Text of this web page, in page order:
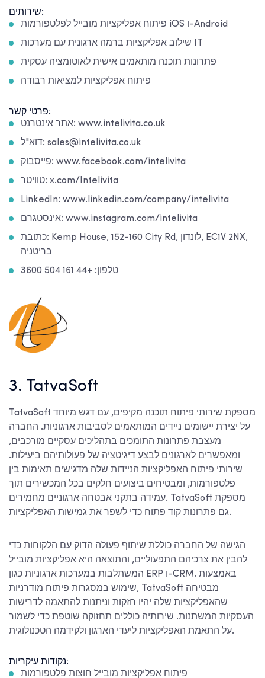
שירותים:
פיתוח אפליקציות מובייל לפלטפורמות iOS ו-Android
שילוב אפליקציות ברמה ארגונית עם מערכות IT
פתרונות תוכנה מותאמים אישית לאוטומציה עסקית
פיתוח אפליקציות למציאות רבודה
פרטי קשר:
אתר אינטרנט: www.intelivita.co.uk
דוא"ל: sales@intelivita.co.uk
פייסבוק: www.facebook.com/intelivita
טוויטר: x.com/Intelivita
LinkedIn: www.linkedin.com/company/intelivita
אינסטגרם: www.instagram.com/intelivita
כתובת: Kemp House, 152-160 City Rd, לונדון, EC1V 2NX,
בריטניה
טלפון: +44 161 504 3600
3. TatvaSoft
TatvaSoft מספקת שירותי פיתוח תוכנה מקיפים, עם דגש מיוחד
על יצירת יישומים ניידים המותאמים לסביבות ארגוניות. החברה
מעצבת פתרונות התומכים בתהליכים עסקיים מורכבים,
ומאפשרים לארגונים לבצע דיגיטציה של פעולותיהם ביעילות.
שירותי פיתוח האפליקציות הניידות שלה מדגישים תאימות בין
פלטפורמות, ומבטיחים ביצועים חלקים בכל המכשירים תוך
עמידה בתקני אבטחה ארגוניים מחמירים. TatvaSoft מספקת
גם פתרונות קוד פתוח כדי לשפר את גמישות האפליקציות.
הגישה של החברה כוללת שיתוף פעולה הדוק עם הלקוחות כדי
להבין את צרכיהם התפעוליים, והתוצאה היא אפליקציות מובייל
המשתלבות במערכות ארגוניות כגון ERP ו-CRM. באמצעות
שימוש במסגרות פיתוח מודרניות, TatvaSoft מבטיחה
שהאפליקציות שלה יהיו חזקות וניתנות להתאמה לדרישות
העסקיות המשתנות. שירותיה כוללים תחזוקה שוטפת כדי לשמור
על התאמת האפליקציות ליעדי הארגון ולקידמה הטכנולוגית.
נקודות עיקריות:
פיתוח אפליקציות מובייל חוצות פלטפורמות